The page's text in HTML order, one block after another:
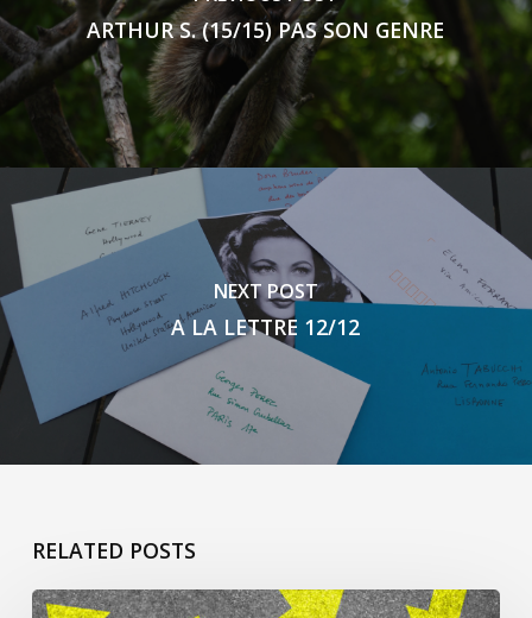
ARTHUR S. (15/15) PAS SON GENRE
NEXT POST
A LA LETTRE 12/12
RELATED POSTS
ça